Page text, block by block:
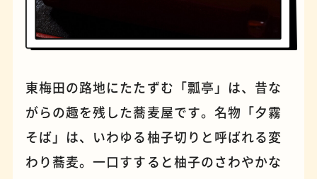
東梅田の路地にたたずむ「瓢亭」は、昔な
がらの趣を残した蕎麦屋です。名物「夕霧
そば」は、いわゆる柚子切りと呼ばれる変
わり蕎麦。一口すすると柚子のさわやかな